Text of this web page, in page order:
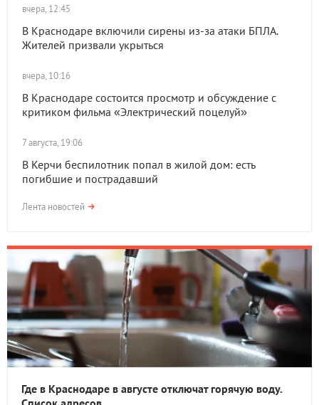
вчера, 12:45
В Краснодаре включили сирены из-за атаки БПЛА.
Жителей призвали укрыться
вчера, 10:16
В Краснодаре состоится просмотр и обсуждение с
критиком фильма «Электрический поцелуй»
7 августа, 19:06
В Керчи беспилотник попал в жилой дом: есть
погибшие и пострадавший
Лента новостей
Где в Краснодаре в августе отключат горячую воду.